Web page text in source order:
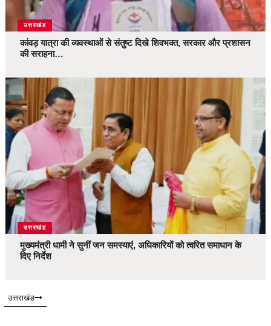
उत्तराखंड
कांवड़ यात्रा की व्यवस्थाओं से संतुष्ट दिखे शिवभक्त, सरकार और प्रशासन
की सराहना…
उत्तराखंड
मुख्यमंत्री धामी ने सुनीं जन समस्याएं, अधिकारियों को त्वरित समाधान के
दिए निर्देश
उत्तराखंड